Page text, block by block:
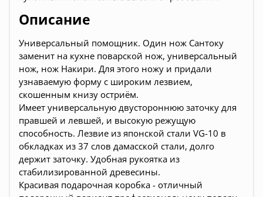
Описание
Универсальный помощник. Один нож Сантоку
заменит на кухне поварской нож, универсальный
нож, нож Накири. Для этого ножу и придали
узнаваемую форму с широким лезвием,
скошенным книзу остриём.
Имеет универсальную двустороннюю заточку для
правшей и левшей, и высокую режущую
способность. Лезвие из японской стали VG-10 в
обкладках из 37 слов дамасской стали, долго
держит заточку. Удобная рукоятка из
стабилизированной древесины.
Красивая подарочная коробка - отличный